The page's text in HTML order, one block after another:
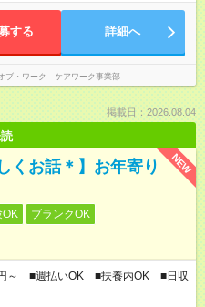
する 詳細へ
ブ・ワーク ケアワーク事業部
掲載日：2026.08.04
NEW
くお話＊】お年寄り
OK
ブランクOK
円～ ■週払いOK ■扶養内OK ■日収